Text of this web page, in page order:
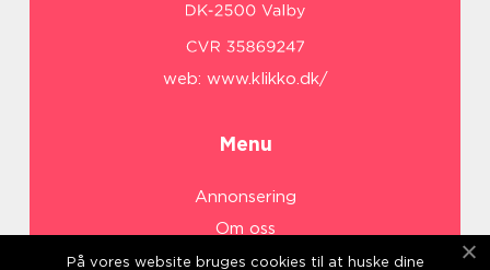
web: www.klikko.dk/
Menu
Annonsering
Om oss
Cookies
På vores website bruges cookies til at huske dine